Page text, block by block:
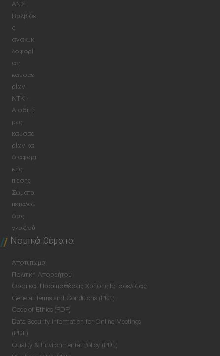
ΑΝΣ
Βαλβίδε
ς
ανακυκ
λοφορί
ας
καυσαε
ρίων
NTK -
Αισθητή
ρες
καυσαε
ρίων και
διαφορι
κής
πίεσης
Σώματα
πεταλού
δας
γκαζιού
Νομικά θέματα
Αποτύπωμα
Πολιτική Απορρήτου
Όροι και Προϋποθέσεις Χρήσης Ιστοσελίδας
General Terms and Conditions (PDF)
Code of Ethics (PDF)
Data Security Information for Online Meetings
(PDF)
Quality & Environmental Policy (PDF)